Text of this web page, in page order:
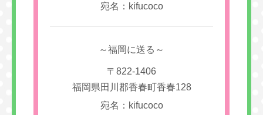
宛名：kifucoco
～福岡に送る～
〒822-1406
福岡県田川郡香春町香春128
宛名：kifucoco